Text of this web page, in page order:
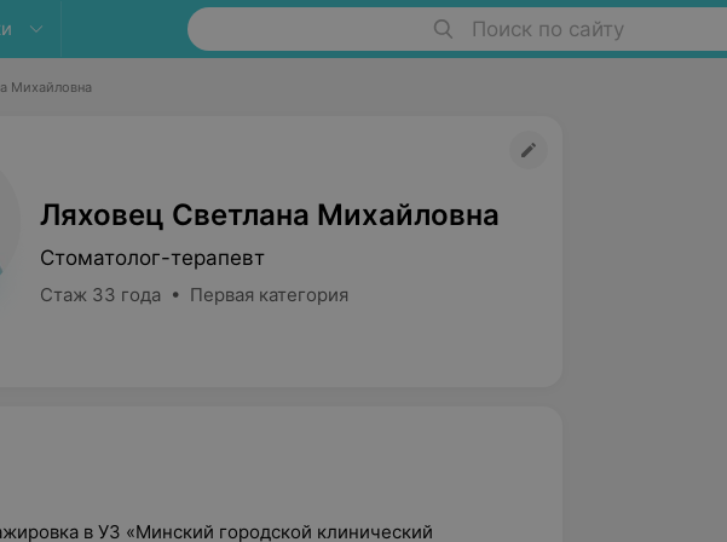
Поиск по сайту
Михайловна
Ляховец Светлана Михайловна
Стоматолог-терапевт
Стаж 33 года • Первая категория
в УЗ «Минский городской клинический